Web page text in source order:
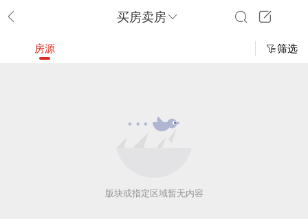
买房卖房
房源 筛选
版块或指定区域暂无内容